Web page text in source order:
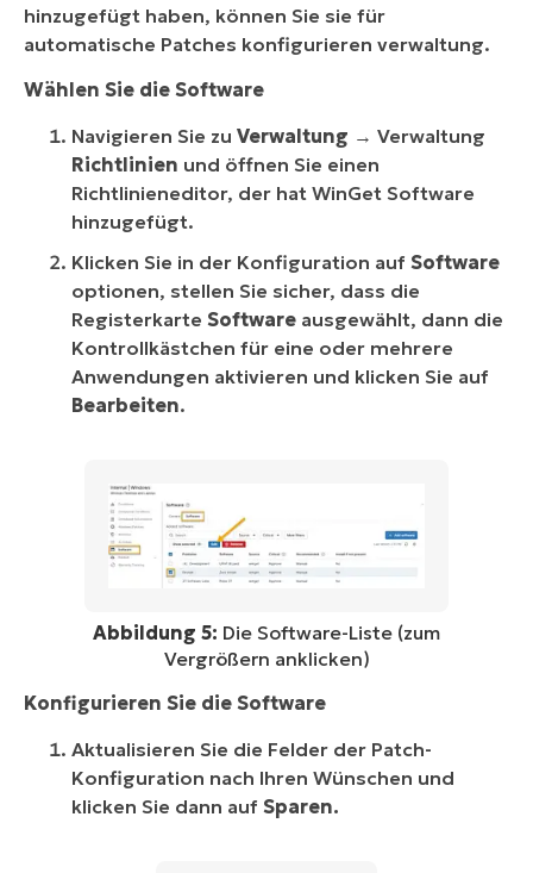
hinzugefügt haben, können Sie sie für
automatische Patches konfigurieren verwaltung.
Wählen Sie die Software
Navigieren Sie zu Verwaltung → Verwaltung
Richtlinien und öffnen Sie einen
Richtlinieneditor, der hat WinGet Software
hinzugefügt.
Klicken Sie in der Konfiguration auf Software
optionen, stellen Sie sicher, dass die
Registerkarte Software ausgewählt, dann die
Kontrollkästchen für eine oder mehrere
Anwendungen aktivieren und klicken Sie auf
Bearbeiten.
Abbildung 5: Die Software-Liste (zum
Vergrößern anklicken)
Konfigurieren Sie die Software
Aktualisieren Sie die Felder der Patch-
Konfiguration nach Ihren Wünschen und
klicken Sie dann auf Sparen.